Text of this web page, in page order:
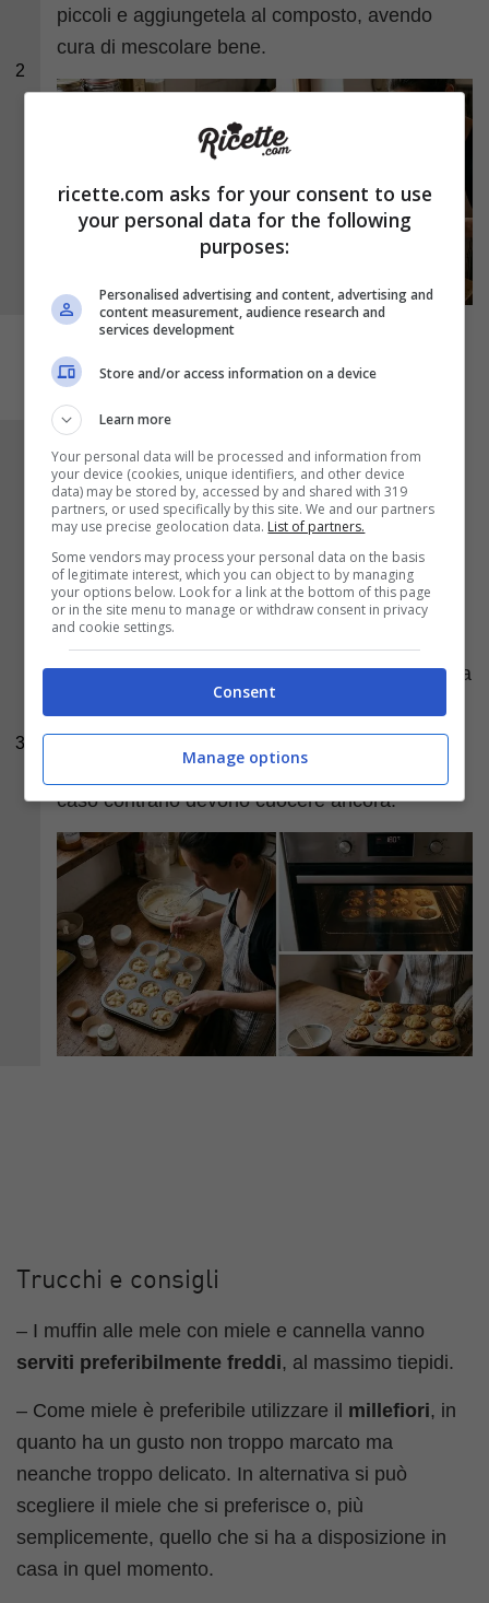
2
piccoli e aggiungetela al composto, avendo
cura di mescolare bene.
3
Prendete deglistampini per muffino dei
pirottini(con queste dosi ne servono circa 8-
12, a seconda del diametro) e riempiteli con
l’impasto per 2/3 della loro capacità. Se non
utilizzate i pirottini ma preferite gli stampini
abbiate cura di imburrarli e infarinarli prima di
versare il composto al loro interno. Infornate a
180 °C per circa 10-15 minuti. Per verificare la
cottura potete fare la prova dello stecchino
infilando uno stuzzicandenti lungo in uno dei
muffin: se risulta pulito i dolcetti sono pronti, in
caso contrario devono cuocere ancora.
Trucchi e consigli
– I muffin alle mele con miele e cannella vanno
serviti preferibilmente freddi, al massimo tiepidi.
– Come miele è preferibile utilizzare il millefiori, in
quanto ha un gusto non troppo marcato ma
neanche troppo delicato. In alternativa si può
scegliere il miele che si preferisce o, più
semplicemente, quello che si ha a disposizione in
casa in quel momento.
ricette.com asks for your consent to use
your personal data for the following
purposes:
Personalised advertising and content, advertising and
content measurement, audience research and
services development
Store and/or access information on a device
Learn more
Your personal data will be processed and information from
your device (cookies, unique identifiers, and other device
data) may be stored by, accessed by and shared with 319
partners, or used specifically by this site. We and our partners
may use precise geolocation data. List of partners.
Some vendors may process your personal data on the basis
of legitimate interest, which you can object to by managing
your options below. Look for a link at the bottom of this page
or in the site menu to manage or withdraw consent in privacy
and cookie settings.
Consent
Manage options